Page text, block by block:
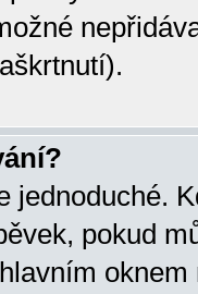
jednoduché.
pokud
oknem